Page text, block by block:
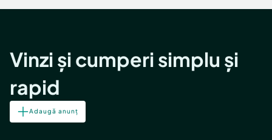
Vinzi și cumperi simplu și
rapid
Adaugă anunț